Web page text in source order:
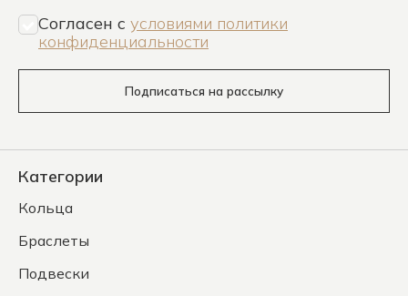
Согласен c условиями политики
конфиденциальности
Подписаться на рассылку
Категории
Кольца
Браслеты
Подвески